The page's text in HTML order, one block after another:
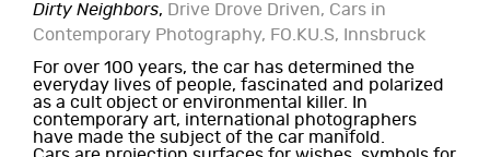
Dirty Neighbors, Drive Drove Driven, Cars in
Contemporary Photography, FO.KU.S, Innsbruck
For over 100 years, the car has determined the
everyday lives of people, fascinated and polarized
as a cult object or environmental killer.
In
contemporary art, international photographers
have made the subject of the car manifold.